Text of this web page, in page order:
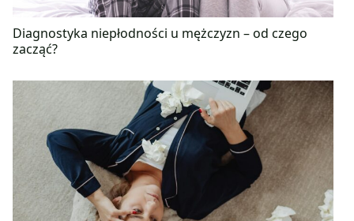
Diagnostyka niepłodności u mężczyzn – od czego
zacząć?